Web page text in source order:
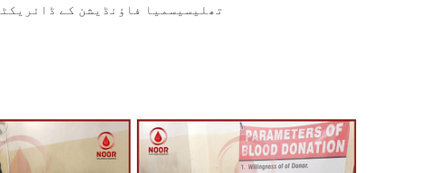
تھلیسیسمیا فاؤنڈیشن کے